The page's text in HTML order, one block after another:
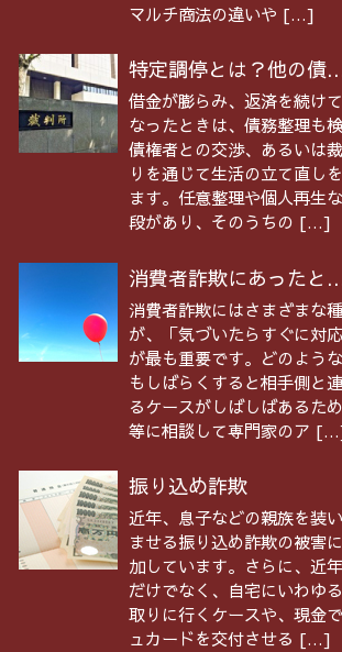
マルチ商法の違いや […]
特定調停とは？他の債
借金が膨らみ、返済を続け
なったときは、債務整理も
債権者との交渉、あるいは
りを通じて生活の立て直し
ます。任意整理や個人再生
段があり、そのうちの […]
消費者詐欺にあったと
消費者詐欺にはさまざまな
が、「気づいたらすぐに対
が最も重要です。どのよう
もしばらくすると相手側と
るケースがしばしばあるた
等に相談して専門家のア
振り込め詐欺
近年、息子などの親族を装
ませる振り込め詐欺の被害
加しています。さらに、近
だけでなく、自宅にいわゆ
取りに行くケースや、現金
ュカードを交付させる […]